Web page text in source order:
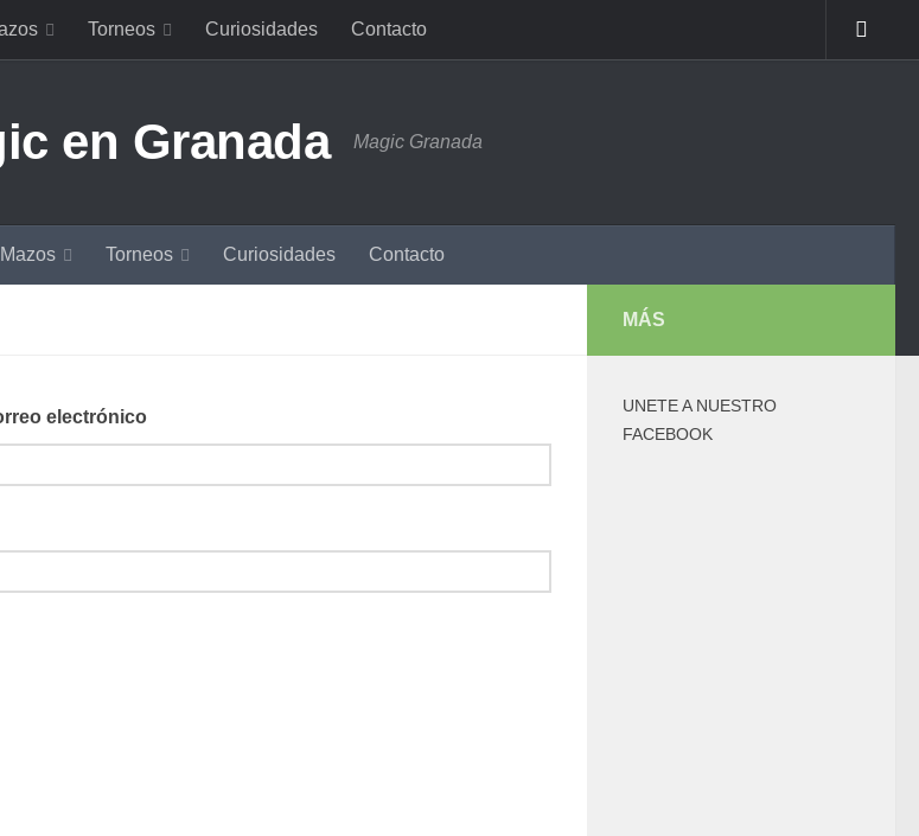
Torneos Curiosidades Contacto
Magic Granada
Mazos Torneos Curiosidades Contacto
electrónico
MÁS
UNETE A NUESTRO
FACEBOOK